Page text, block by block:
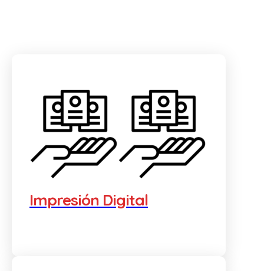
Impresión Digital